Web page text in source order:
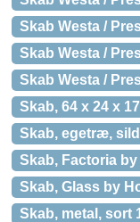
Skab Westa /
Skab Westa /
Skab Westa /
Skab, 64 x 24 x
Skab, egetræ,
Skab, Factoria by
Skab, Glass by
Skab, metal, sort